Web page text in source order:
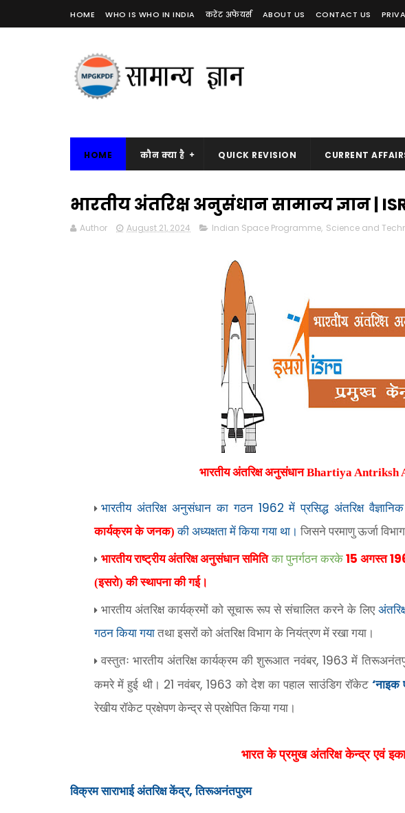
HOME WHO IS WHO IN INDIA करेंट अफेयर्स ABOUT US CONTACT US
HOME कौन क्या है QUICK REVISION CURRENT
भारतीय अंतरिक्ष अनुसंधान सामान्य ज्ञान |
Author August 21, 2024 Indian Space Programme, Science and
भारतीय अंतरिक्ष अनुसंधान Bhartiya Antriksh
भारतीय अंतरिक्ष अनुसंधान का गठन 1962 में प्रसिद्ध अंतरिक्ष
कार्यक्रम के जनक) की अध्यक्षता में किया गया था। जिसने परमाणु ऊर्जा
भारतीय राष्ट्रीयअंतरिक्ष अनुसंधान समितिका पुनर्गठन करके 15 अगस्त
(इसरो) की स्थापना की गई।
भारतीय अंतरिक्ष कार्यक्रमों को सूचारू रूप से संचालित करने के लिए
गठन किया गया तथा इसरों को अंतरिक्ष विभाग के नियंत्रण में रखा गया।
वस्तुतः भारतीय अंतरिक्ष कार्यक्रम की शुरूआत नवंबर, 1963 में
कमरे में हुई थी। 21 नवंबर, 1963 को देश का पहाल साउंडिग रॉकेट‘नाइक
रेखीय रॉकेट प्रक्षेपण केन्द्र से प्रक्षेपित किया गया।
भारत के प्रमुख अंतरिक्ष केन्द्र एवं
विक्रम साराभाई अंतरिक्ष केंद्र,तिरूअनंतपुरम